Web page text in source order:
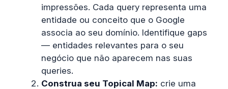
impressões. Cada query representa uma
entidade ou conceito que o Google
associa ao seu domínio. Identifique gaps
— entidades relevantes para o seu
negócio que não aparecem nas suas
queries.
Construa seu Topical Map: crie uma